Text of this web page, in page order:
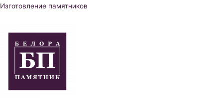
Перейти
Изготовление памятников